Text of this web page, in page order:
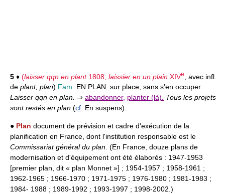
5 ♦ (laisser qqn en plant1808; laissier en un plain XIVe
, avec infl.
de plant, plan) Fam. EN PLAN :sur place, sans s'en occuper.
Laisser qqn en plan. ⇒ abandonner, planter (là). Tous les projets
sont restés en plan (cf. En suspens).
● Plan document de prévision et cadre d'exécution de la
planification en France, dont l'institution responsable est le
Commissariat général du plan. (En France, douze plans de
modernisation et d'équipement ont été élaborés : 1947-1953
[premier plan, dit « plan Monnet »] ; 1954-1957 ; 1958-1961 ;
1962-1965 ; 1966-1970 ; 1971-1975 ; 1976-1980 ; 1981-1983 ;
1984- 1988 ; 1989-1992 ; 1993-1997 ; 1998-2002.)